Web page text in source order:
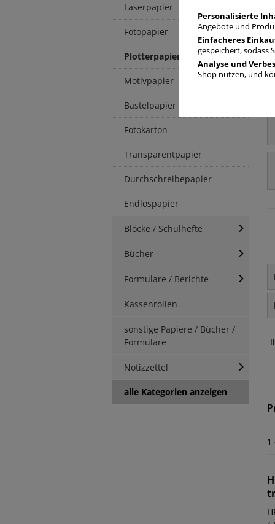
Laserpapier
Fotopapier
Plotterpapier
Motivpapier
Bastelpapier
Fotokarton
Transparentpapier
Durchschreibepapier
Endlospapier
Blöcke / Schulhefte
Bücher
Formulare / Berichte
Kassenrollen
sonstige Papiere / Bücher /
Formulare
Notizzettel
alle Kategorien anzeigen
1
Personalisierte
Angebote und
Einfacheres
gespeichert, sodass
Analyse und
Shop nutzen, und